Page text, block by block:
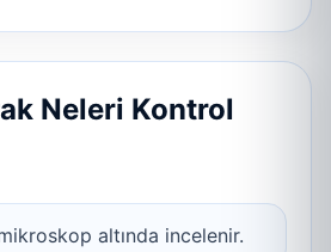
Neleri Kontrol
altında incelenir.